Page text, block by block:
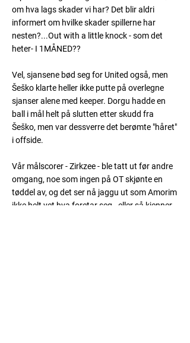
om hva lags skader vi har? Det blir aldri
informert om hvilke skader spillerne har
nesten?...Out with a little knock - som det
heter- I 1MÅNED??
Vel, sjansene bød seg for United også, men
Šeško klarte heller ikke putte på overlegne
sjanser alene med keeper. Dorgu hadde en
ball i mål helt på slutten etter skudd fra
Šeško, men var dessverre det berømte "håret"
i offside.
Vår målscorer - Zirkzee - ble tatt ut før andre
omgang, noe som ingen på OT skjønte en
tøddel av, og det ser nå jaggu ut som Amorim
ikke helt vet hva foretar seg - eller så kjenner